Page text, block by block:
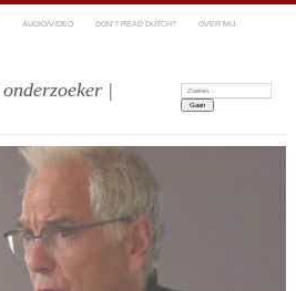
AUDIO/VIDEO DON’T READ DUTCH? OVER MIJ
|
Zoeken: